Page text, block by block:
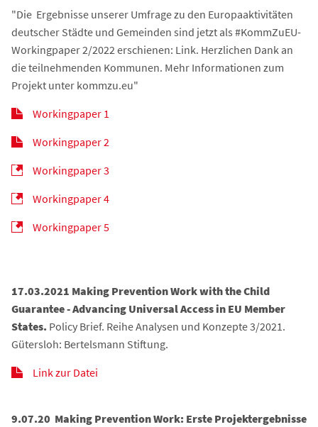
"Die Ergebnisse unserer Umfrage zu den Europaaktivitäten
deutscher Städte und Gemeinden sind jetzt als #KommZuEU-
Workingpaper 2/2022 erschienen: Link. Herzlichen Dank an
die teilnehmenden Kommunen. Mehr Informationen zum
Projekt unter kommzu.eu"
Workingpaper 1
Workingpaper 2
Workingpaper 3
Workingpaper 4
Workingpaper 5
17.03.2021 Making Prevention Work with the Child
Guarantee - Advancing Universal Access in EU Member
States. Policy Brief. Reihe Analysen und Konzepte 3/2021.
Gütersloh: Bertelsmann Stiftung.
Link zur Datei
9.07.20 Making Prevention Work: Erste Projektergebnisse